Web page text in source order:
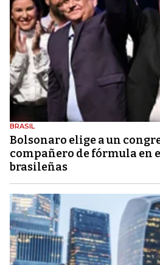
BRASIL
Bolsonaro elige a un
compañero de fórmula en
brasileñas